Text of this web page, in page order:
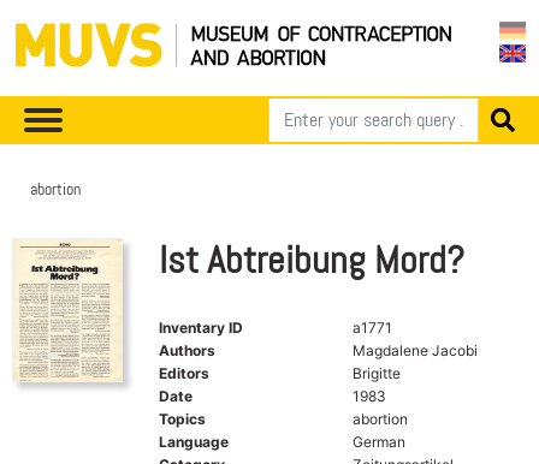
abortion
Ist Abtreibung Mord?
Inventary ID
a1771
Authors
Magdalene Jacobi
Editors
Brigitte
Date
1983
Topics
abortion
Language
German